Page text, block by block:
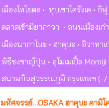
เมืองโทโยตะ • หุบเขาโครังเค •
ตลาดเช้ามิยากาวา • ถนนเมือง
เมืองนากาโนะ • ฮาคุบะ • อิวาท
พิธีชงชาญี่ปุ่น • อุโมเมเปิ้ล Momiji
สนามบินสุวรรณภูมิ กรุงเทพฯ
มหัศจรรย์…OSAKA ฮาคุบะ คามิ